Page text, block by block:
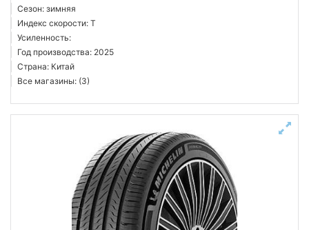
Сезон: зимняя
Индекс скорости: T
Усиленность:
Год производства: 2025
Страна: Китай
Все магазины: (3)